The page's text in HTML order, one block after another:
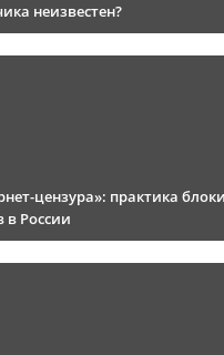
неизвестен?
цензура»: практика
в России